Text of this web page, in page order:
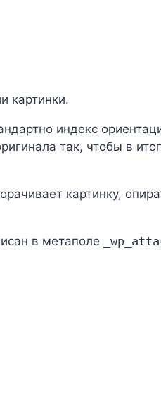
картинки.
индекс
так, чтобы в
картинку,
в метаполе